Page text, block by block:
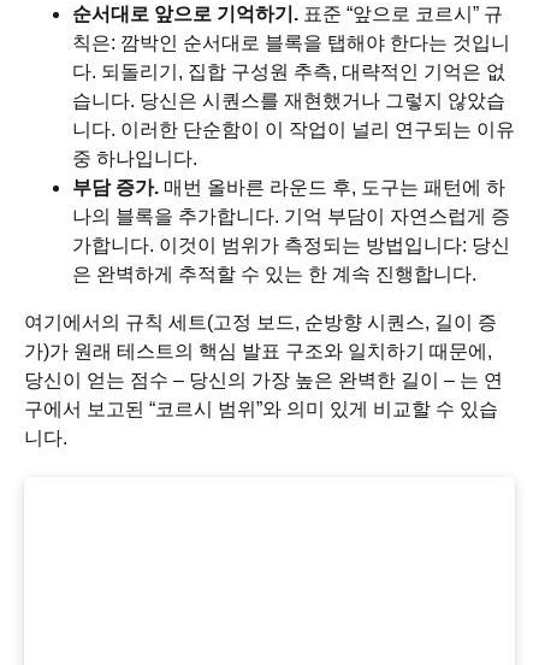
순서대로 앞으로 기억하기. 표준 “앞으로 코르시” 규
칙은: 깜박인 순서대로 블록을 탭해야 한다는 것입니
다. 되돌리기, 집합 구성원 추측, 대략적인 기억은 없
습니다. 당신은 시퀀스를 재현했거나 그렇지 않았습
니다. 이러한 단순함이 이 작업이 널리 연구되는 이유
중 하나입니다.
부담 증가. 매번 올바른 라운드 후, 도구는 패턴에 하
나의 블록을 추가합니다. 기억 부담이 자연스럽게 증
가합니다. 이것이 범위가 측정되는 방법입니다: 당신
은 완벽하게 추적할 수 있는 한 계속 진행합니다.
여기에서의 규칙 세트(고정 보드, 순방향 시퀀스, 길이 증
가)가 원래 테스트의 핵심 발표 구조와 일치하기 때문에,
당신이 얻는 점수 – 당신의 가장 높은 완벽한 길이 – 는 연
구에서 보고된 “코르시 범위”와 의미 있게 비교할 수 있습
니다.